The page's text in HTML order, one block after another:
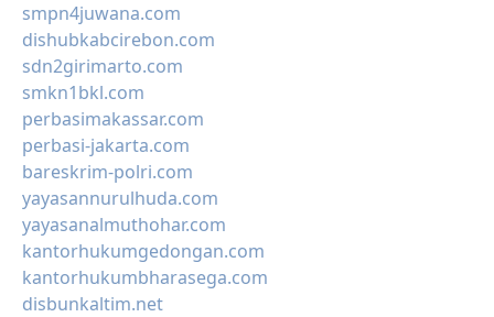
smpn4juwana.com
dishubkabcirebon.com
sdn2girimarto.com
smkn1bkl.com
perbasimakassar.com
perbasi-jakarta.com
bareskrim-polri.com
yayasannurulhuda.com
yayasanalmuthohar.com
kantorhukumgedongan.com
kantorhukumbharasega.com
disbunkaltim.net